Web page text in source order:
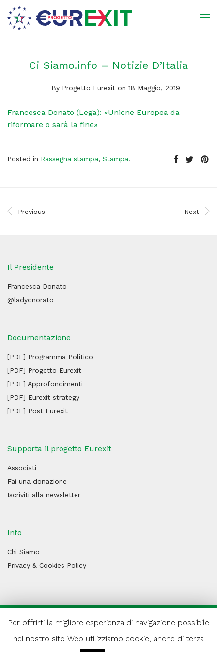
Ci Siamo.info – Notizie D’Italia
By Progetto Eurexit on 18 Maggio, 2019
Francesca Donato (Lega): «Unione Europea da
riformare o sarà la fine»
Posted in Rassegna stampa, Stampa.
Previous Next
Il Presidente
Francesca Donato
@ladyonorato
Documentazione
[PDF] Programma Politico
[PDF] Progetto Eurexit
[PDF] Approfondimenti
[PDF] Eurexit strategy
[PDF] Post Eurexit
Supporta il progetto Eurexit
Associati
Fai una donazione
Iscriviti alla newsletter
Info
Chi Siamo
Privacy & Cookies Policy
© 2026 Progetto Eurexit
Per offrirti la migliore esperienza di navigazione possibile
nel nostro sito Web utilizziamo cookie, anche di terza